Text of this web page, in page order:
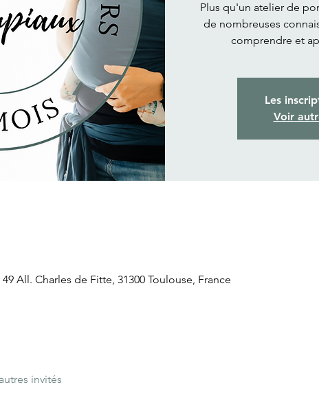
Plus qu'un atelier de
de nombreuses
comprendre et
Les
Voir
49 All. Charles de Fitte, 31300 Toulouse, France
invités